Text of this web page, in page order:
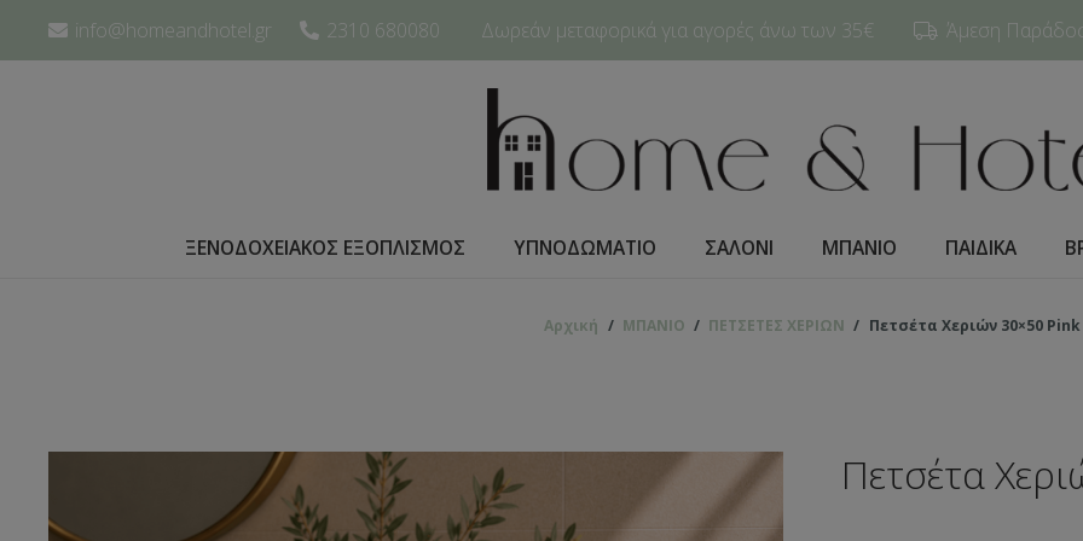
info@homeandhotel.gr 2310 680080 Δωρεάν μεταφορικά για αγορές άνω των 35€ Άμεση
ΞΕΝΟΔΟΧΕΙΑΚΟΣ ΕΞΟΠΛΙΣΜΟΣ ΥΠΝΟΔΩΜΑΤΙO ΣΑΛΟΝΙ ΜΠΑΝΙΟ ΠΑΙΔΙΚΑ
Αρχική / ΜΠΑΝΙΟ / ΠΕΤΣΕΤΕΣ ΧΕΡΙΩΝ / Πετσέτα Χεριών 30×50 Pink
Πετσέτα